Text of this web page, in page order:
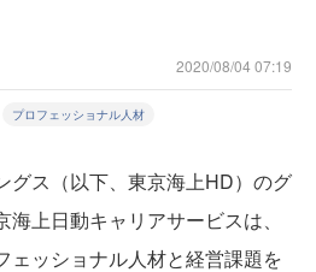
2020/08/04 07:19
プロフェッショナル人材
グス（以下、東京海上HD）のグ
上日動キャリアサービスは、
ェッショナル人材と経営課題を